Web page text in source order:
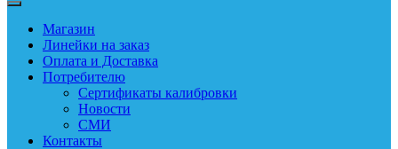
Магазин
Линейки на заказ
Оплата и Доставка
Потребителю
Сертификаты калибровки
Новости
СМИ
Контакты